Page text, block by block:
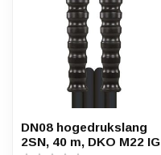
DN08 hogedrukslang
2SN, 40 m, DKO M22 IG